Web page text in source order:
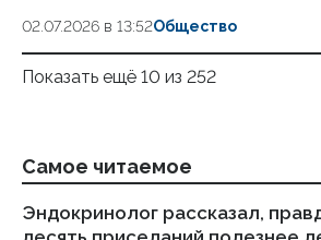
02.07.2026 в 13:52Общество
Показать ещё 10 из 252
Самое читаемое
Эндокринолог рассказал,